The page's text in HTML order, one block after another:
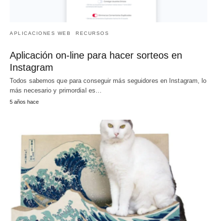
APLICACIONES WEB RECURSOS
Aplicación on-line para hacer sorteos en
Instagram
Todos sabemos que para conseguir más seguidores en Instagram, lo
más necesario y primordial es…
5 años hace